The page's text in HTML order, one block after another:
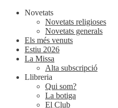
Novetats
Novetats religioses
Novetats generals
Els més venuts
Estiu 2026
La Missa
Alta subscripció
Llibreria
Qui som?
La botiga
El Club